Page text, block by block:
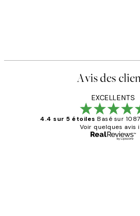
Avis des
EXCELLENTS
4.4 sur 5 étoiles Basé sur
Voir quelques avis